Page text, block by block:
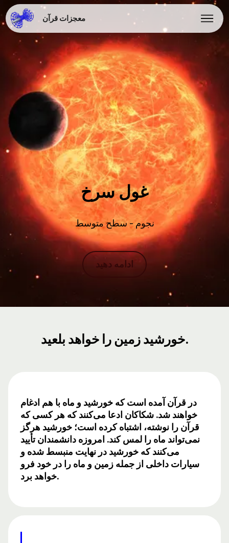
معجزات قرآن
غول سرخ
نجوم - سطح متوسط
ادامه دهید
خورشید زمین را خواهد بلعید.
در قرآن آمده است که خورشید و ماه با هم ادغام
خواهند شد. شکاکان ادعا می‌کنند که هر کسی که
قرآن را نوشته، اشتباه کرده است؛ خورشید هرگز
نمی‌تواند ماه را لمس کند. امروزه دانشمندان تأیید
می‌کنند که خورشید در نهایت منبسط شده و
سیارات داخلی از جمله زمین و ماه را در خود فرو
خواهد برد.